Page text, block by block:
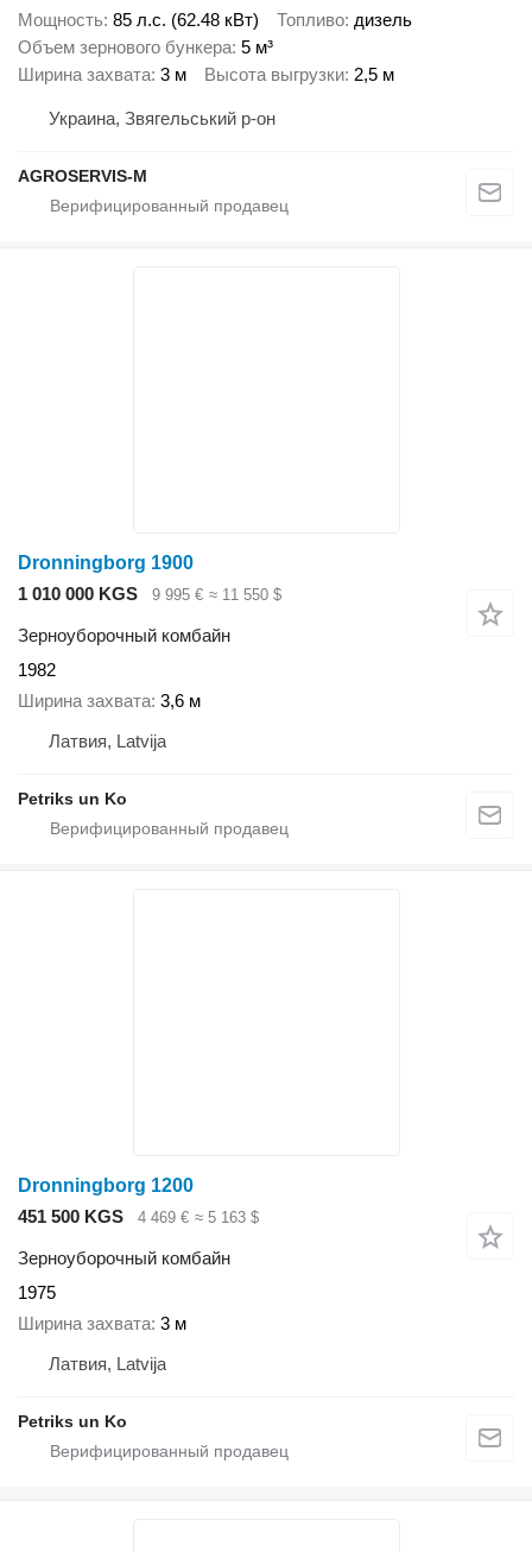
Мощность 85 л.с. (62.48 кВт) Топливо дизель
Объем зернового бункера 5 м³
Ширина захвата 3 м Высота выгрузки 2,5 м
Украина, Звягельський р-он
AGROSERVIS-M
Dronningborg 1900
1 010 000 KGS
9 995 € ≈ 11 550 $
Зерноуборочный комбайн
1982
Ширина захвата 3,6 м
Латвия, Latvija
Petriks un Ko
Dronningborg 1200
451 500 KGS
4 469 € ≈ 5 163 $
Зерноуборочный комбайн
1975
Ширина захвата 3 м
Латвия, Latvija
Petriks un Ko